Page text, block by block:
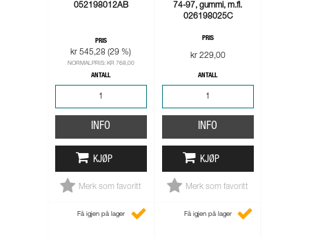
052198012AB
PRIS
kr 545,28 (29 %)
NORMALPRIS: KR 768,00
ANTALL
INFO
KJØP
Merk som favoritt
74-97, gummi, m.fl.
026198025C
PRIS
kr 229,00
ANTALL
INFO
KJØP
Merk som favoritt
Få igjen på lager Få igjen på lager